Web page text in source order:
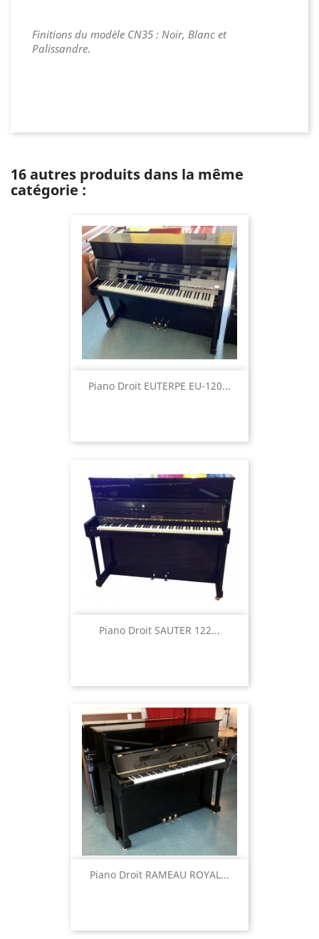
Finitions du modèle CN35 : Noir, Blanc et
Palissandre.
16 autres produits dans la même
catégorie :
Piano Droit EUTERPE EU-120...
Piano Droit SAUTER 122...
Piano Droit RAMEAU ROYAL...